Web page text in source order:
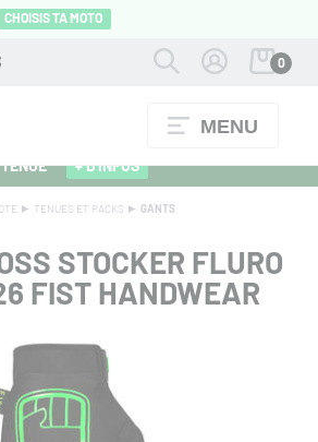
CHOISIS TA MOTO
0
MENU
OFFERT POUR L'ACHAT D'UNE
TENUE
+ D'INFOS
TENUES ET PACKS GANTS
STOCKER FLURO
FIST HANDWEAR